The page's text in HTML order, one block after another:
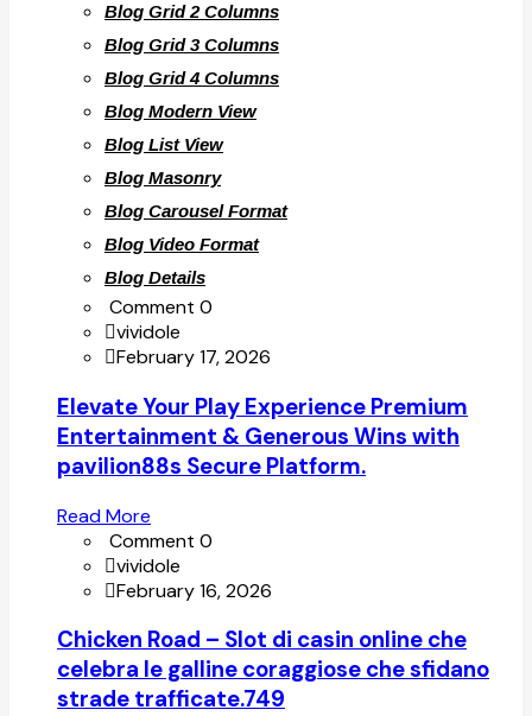
Blog Grid 2 Columns
Blog Grid 3 Columns
Blog Grid 4 Columns
Blog Modern View
Blog List View
Blog Masonry
Blog Carousel Format
Blog Video Format
Blog Details
Comment 0
vividole
February 17, 2026
Elevate Your Play Experience Premium
Entertainment & Generous Wins with
pavilion88s Secure Platform.
Read More
Comment 0
vividole
February 16, 2026
Chicken Road – Slot di casin online che
celebra le galline coraggiose che sfidano
strade trafficate.749